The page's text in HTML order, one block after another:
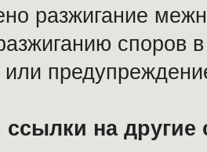
разжигание
споров
или
ссылки на другие